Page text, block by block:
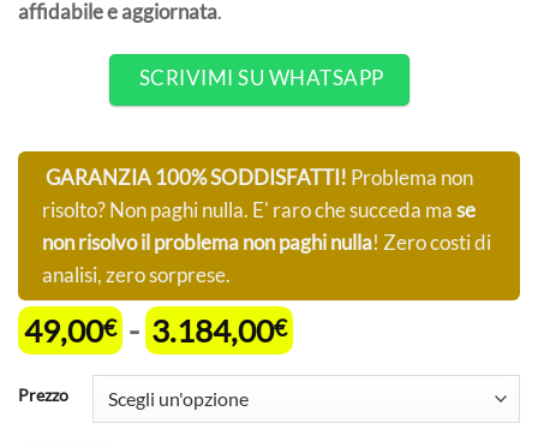
affidabile e aggiornata.
SCRIVIMI SU WHATSAPP
GARANZIA 100% SODDISFATTI! Problema non
risolto? Non paghi nulla. E' raro che succeda mase
non risolvo il problema non paghi nulla! Zero costi di
analisi, zero sorprese.
49,00€ - 3.184,00€Fascia
di
da
Prezzo